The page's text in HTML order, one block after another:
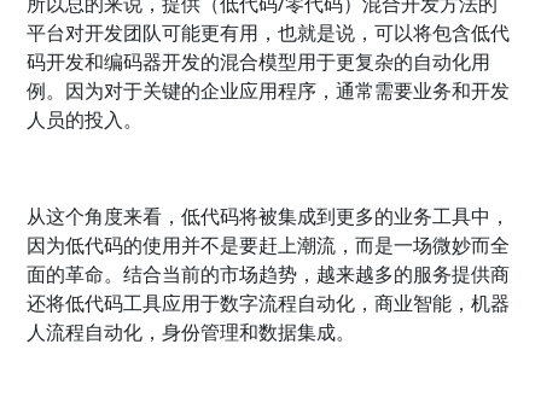
平台对开发团队可能更有用，也就是说，可以将包含低代
码开发和编码器开发的混合模型用于更复杂的自动化用
例。因为对于关键的企业应用程序，通常需要业务和开发
人员的投入。
从这个角度来看，低代码将被集成到更多的业务工具中，
因为低代码的使用并不是要赶上潮流，而是一场微妙而全
面的革命。结合当前的市场趋势，越来越多的服务提供商
还将低代码工具应用于数字流程自动化，商业智能，机器
人流程自动化，身份管理和数据集成。